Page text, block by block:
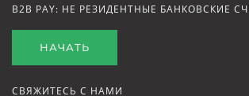
B2B PAY: НЕ РЕЗИДЕНТНЫЕ БАНКОВСКИЕ
НАЧАТЬ
СВЯЖИТЕСЬ С НАМИ